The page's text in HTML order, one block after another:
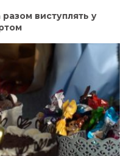
разом виступлять у